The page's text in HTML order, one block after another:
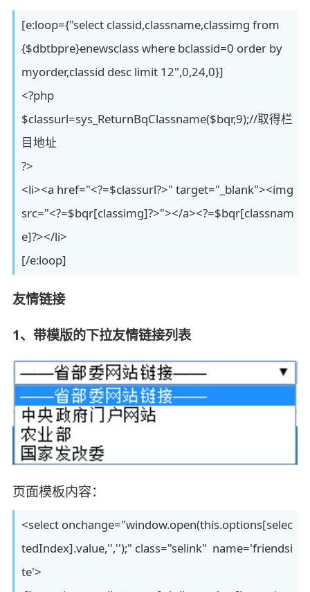
[e:loop={"select classid,classname,classimg from
{$dbtbpre}enewsclass where bclassid=0 order by
myorder,classid desc limit 12",0,24,0}]
<?php
$classurl=sys_ReturnBqClassname($bqr,9);//取得栏
目地址
?>
<li><a href="<?=$classurl?>" target="_blank"><img
src="<?=$bqr[classimg]?>"></a><?=$bqr[classnam
e]?></li>
[/e:loop]
友情链接
1、带模版的下拉友情链接列表
页面模板内容：
<select onchange="window.open(this.options[selec
tedIndex].value,'','');" class="selink" name='friendsi
te'>